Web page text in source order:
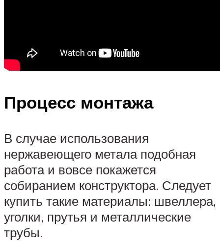
Процесс монтажа
В случае использования
нержавеющего метала подобная
работа и вовсе покажется
собиранием конструктора. Следует
купить такие материалы: швеллера,
уголки, прутья и металлические
трубы.